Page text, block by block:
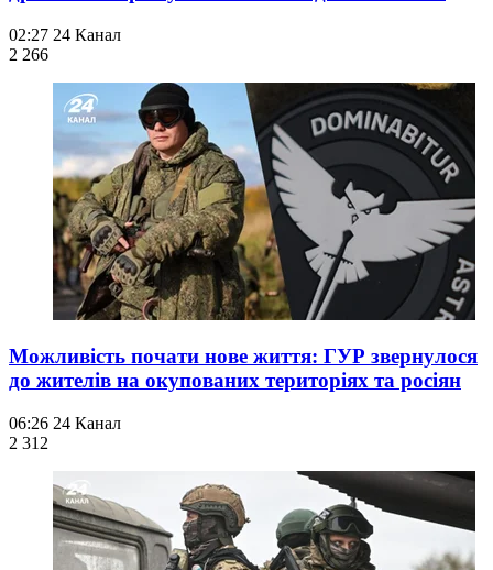
02:27 24 Канал
2 266
Можливість почати нове життя: ГУР звернулося
до жителів на окупованих територіях та росіян
06:26 24 Канал
2 312